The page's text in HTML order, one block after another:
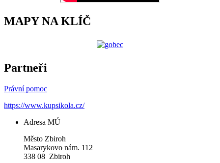
MAPY NA KLÍČ
Partneři
Právní pomoc
https://www.kupsikola.cz/
Adresa MÚ
Město Zbiroh
Masarykovo nám. 112
338 08 Zbiroh